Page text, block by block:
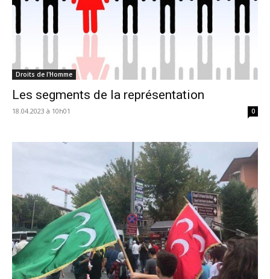
Droits de l'Homme
Les segments de la représentation
18.04.2023 à 10h01 0